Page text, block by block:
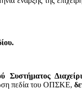
πεδία του ΟΠΣΚΕ,